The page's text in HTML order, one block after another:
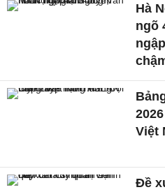
Hà
ngõ
Việt
Đề